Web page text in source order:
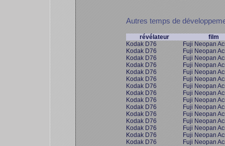
Autres temps de
révélateur
film
Kodak D76
Fuji Neopan
Kodak D76
Fuji Neopan
Kodak D76
Fuji Neopan
Kodak D76
Fuji Neopan
Kodak D76
Fuji Neopan
Kodak D76
Fuji Neopan
Kodak D76
Fuji Neopan
Kodak D76
Fuji Neopan
Kodak D76
Fuji Neopan
Kodak D76
Fuji Neopan
Kodak D76
Fuji Neopan
Kodak D76
Fuji Neopan
Kodak D76
Fuji Neopan
Kodak D76
Fuji Neopan
Kodak D76
Fuji Neopan